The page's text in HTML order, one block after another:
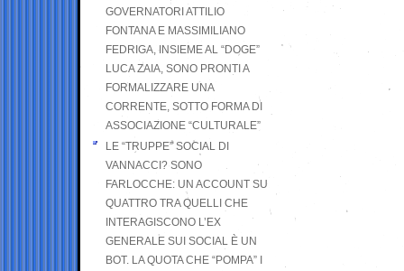
GOVERNATORI ATTILIO
FONTANA E MASSIMILIANO
FEDRIGA, INSIEME AL “DOGE”
LUCA ZAIA, SONO PRONTI A
FORMALIZZARE UNA
CORRENTE, SOTTO FORMA DI
ASSOCIAZIONE “CULTURALE”
LE “TRUPPE” SOCIAL DI
VANNACCI? SONO
FARLOCCHE: UN ACCOUNT SU
QUATTRO TRA QUELLI CHE
INTERAGISCONO L’EX
GENERALE SUI SOCIAL È UN
BOT. LA QUOTA CHE “POMPA” I